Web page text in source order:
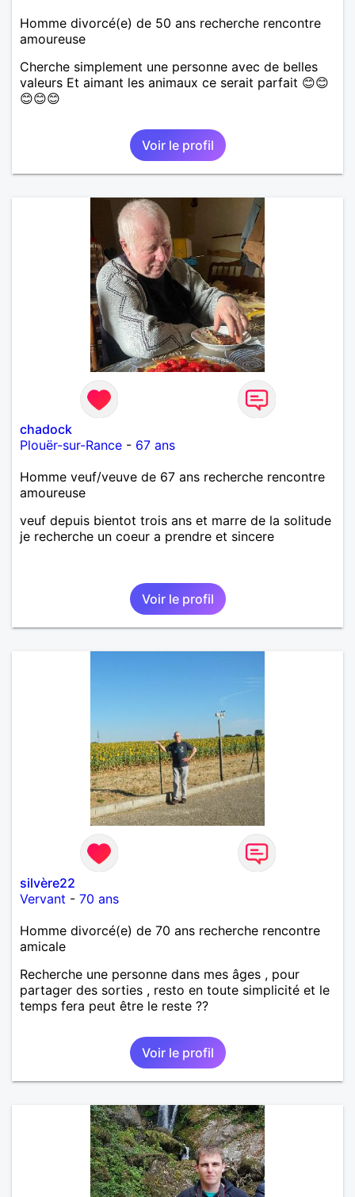
Homme divorcé(e) de 50 ans recherche rencontre
amoureuse
Cherche simplement une personne avec de belles
valeurs Et aimant les animaux ce serait parfait 😊😊
😊😊😊
Voir le profil
chadock
Plouër-sur-Rance - 67 ans
Homme veuf/veuve de 67 ans recherche rencontre
amoureuse
veuf depuis bientot trois ans et marre de la solitude
je recherche un coeur a prendre et sincere
Voir le profil
silvère22
Vervant - 70 ans
Homme divorcé(e) de 70 ans recherche rencontre
amicale
Recherche une personne dans mes âges , pour
partager des sorties , resto en toute simplicité et le
temps fera peut être le reste ??
Voir le profil